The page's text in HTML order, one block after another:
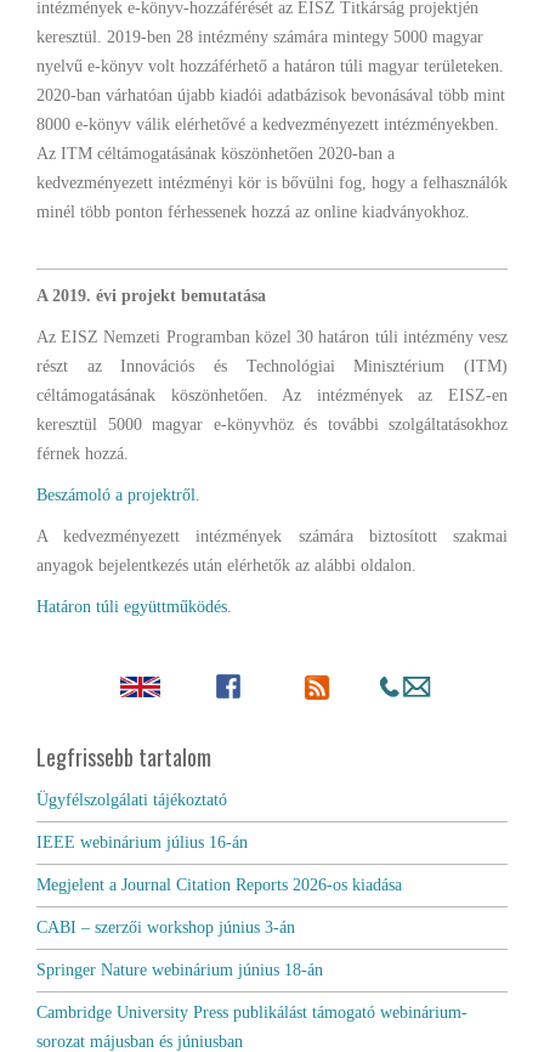
intézmények e-könyv-hozzáférését az EISZ Titkárság projektjén
keresztül. 2019-ben 28 intézmény számára mintegy 5000 magyar
nyelvű e-könyv volt hozzáférhető a határon túli magyar területeken.
2020-ban várhatóan újabb kiadói adatbázisok bevonásával több mint
8000 e-könyv válik elérhetővé a kedvezményezett intézményekben.
Az ITM céltámogatásának köszönhetően 2020-ban a
kedvezményezett intézményi kör is bővülni fog, hogy a felhasználók
minél több ponton férhessenek hozzá az online kiadványokhoz.
A 2019. évi projekt bemutatása
Az EISZ Nemzeti Programban közel 30 határon túli intézmény vesz
részt az Innovációs és Technológiai Minisztérium (ITM)
céltámogatásának köszönhetően. Az intézmények az EISZ-en
keresztül 5000 magyar e-könyvhöz és további szolgáltatásokhoz
férnek hozzá.
Beszámoló a projektről.
A kedvezményezett intézmények számára biztosított szakmai
anyagok bejelentkezés után elérhetők az alábbi oldalon.
Határon túli együttműködés.
Legfrissebb tartalom
Ügyfélszolgálati tájékoztató
IEEE webinárium július 16-án
Megjelent a Journal Citation Reports 2026-os kiadása
CABI – szerzői workshop június 3-án
Springer Nature webinárium június 18-án
Cambridge University Press publikálást támogató webinárium-
sorozat májusban és júniusban